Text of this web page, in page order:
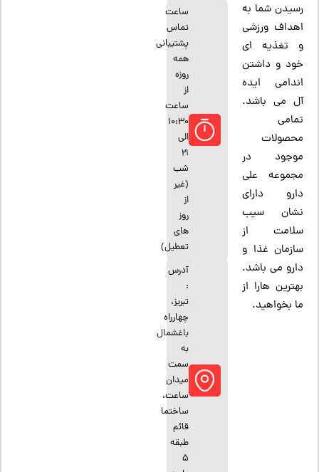
رسیدن شما به
اهداف ورزشی
و تغذیه ای
خود و داشتن
اندامی ایده
آل می باشد.
تمامی
محصولات
موجود در
مجموعه علی
دارو دارای
نشان سیب
سلامت از
سازمان غذا و
دارو می باشد.
بهترین هارا از
ما بخواهید.
ساعت
تماس
پشتیبانی
همه
روزه
از
ساعت
10:30
الی
21
شب
(غیر
از
روز
های
تعطیل)
آدرس
:
تبریز،
چهارراه
باغشمال
به
سمت
میدان
ساعت،
ساختما
قائم
طبقه
5